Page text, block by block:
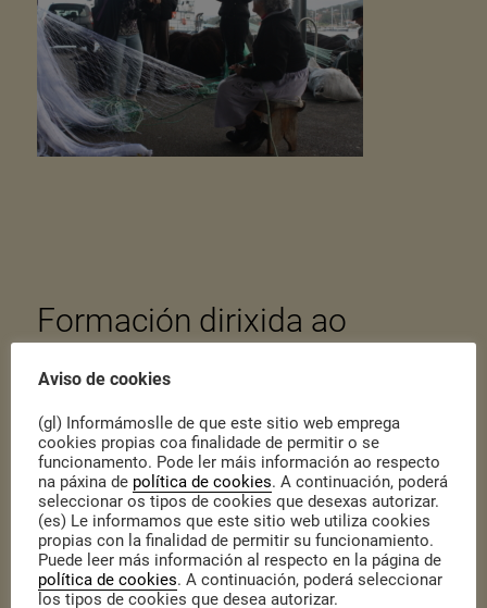
Formación dirixida ao
Publicado o 12 de Xaneiro de 2024|Actualidade
O Globo: observatorio para educar na cidadanía global
consolídase como espazo para a promoción da participación
social, despois de 5 anos de percorrido. As escolas e o
profesorado son unha peza fundamental deste proxecto para a
transformación social.
Aviso de cookies
(gl) Informámoslle de que este sitio web emprega
cookies propias coa finalidade de permitir o se
funcionamento. Pode ler máis información ao respecto
na páxina de política de cookies. A continuación, poderá
seleccionar os tipos de cookies que desexas autorizar.
(es) Le informamos que este sitio web utiliza cookies
propias con la finalidad de permitir su funcionamiento.
Puede leer más información al respecto en la página de
política de cookies. A continuación, poderá seleccionar
los tipos de cookies que desea autorizar.